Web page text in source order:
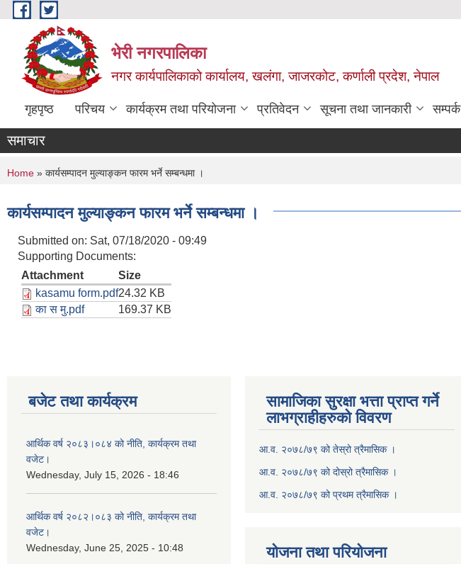
Skip to main content
भेरी नगरपालिका
नगर कार्यपालिकाको कार्यालय, खलंगा, जाजरकोट, कर्णाली प्रदेश, नेपाल
गृहपृष्ठ परिचय कार्यक्रम तथा परियोजना प्रतिवेदन सूचना तथा जानकारी सम्पर्क
समाचार
You are here
Home » कार्यसम्पादन मुल्याङ्कन फारम भर्ने सम्बन्धमा ।
कार्यसम्पादन मुल्याङ्कन फारम भर्ने सम्बन्धमा ।
Submitted on: Sat, 07/18/2020 - 09:49
Supporting Documents:
Attachment
Size
kasamu form.pdf24.32 KB
का स मु.pdf
169.37 KB
बजेट तथा कार्यक्रम
आर्थिक वर्ष २०८३।०८४ को नीति, कार्यक्रम तथा
वजेट।
Wednesday, July 15, 2026 - 18:46
आर्थिक वर्ष २०८२।०८३ को नीति, कार्यक्रम तथा
वजेट।
Wednesday, June 25, 2025 - 10:48
सामाजिका सुरक्षा भत्ता प्राप्त गर्ने
लाभग्राहीहरुको विवरण
आ.व. २०७८/७९ को तेस्रो त्रैमासिक ।
आ.व. २०७८/७९ को दोस्रो त्रैमासिक ।
आ.व. २०७८/७९ को प्रथम त्रैमासिक ।
योजना तथा परियोजना